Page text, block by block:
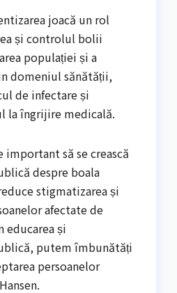
joacă un rol
și controlul bolii
populației și a
domeniul sănătății,
de infectare și
la îngrijire medicală.
important să se crească
despre boala
stigmatizarea și
afectate de
educarea și
putem îmbunătăți
persoanelor